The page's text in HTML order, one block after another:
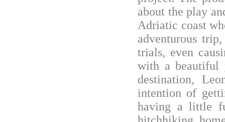
about the play
Adriatic coast
adventurous
trials, even
with a beautiful
destination,
intention of
having a little